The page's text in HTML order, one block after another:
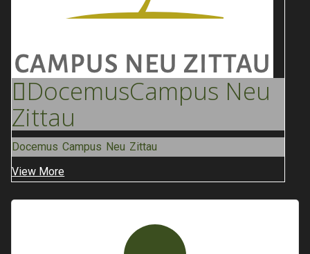
DocemusCampus Neu
Zittau
Docemus Campus Neu Zittau
View More